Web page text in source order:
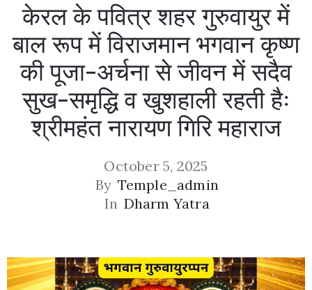
Visitors
Us
Donate
केरल के पवित्र शहर गुरुवायुर में
बाल रूप में विराजमान भगवान कृष्ण
की पूजा-अर्चना से जीवन में सदैव
सुख-समृद्धि व खुशहाली रहती हैः
श्रीमहंत नारायण गिरि महाराज
October 5, 2025
By Temple_admin
In Dharm Yatra